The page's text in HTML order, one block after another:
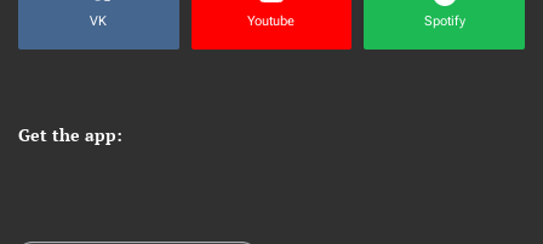
VK Youtube Spotify
Get the app: